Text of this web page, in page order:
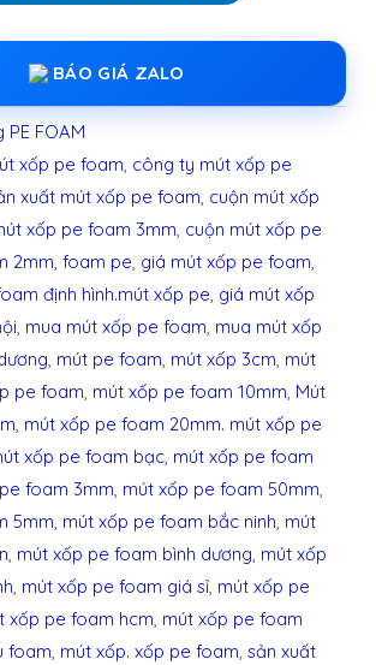
BÁO GIÁ ZALO
PE FOAM
xốp pe foam, công ty mút xốp pe
xuất mút xốp pe foam, cuộn mút xốp
xốp pe foam 3mm, cuộn mút xốp pe
2mm,foam pe, giá mút xốp pe foam,
định hình.mút xốp pe, giá mút xốp
, mua mút xốp pe foam, mua mút xốp
, mút pe foam, mút xốp 3cm, mút
pe foam, mút xốp pe foam 10mm, Mút
, mút xốp pe foam 20mm. mút xốp pe
xốp pe foam bạc, mút xốp pe foam
foam 3mm, mút xốp pe foam 50mm,
5mm, mút xốp pe foam bắc ninh, mút
, mút xốp pe foam bình dương, mút xốp
, mút xốp pe foam giá sỉ, mút xốp pe
xốp pe foam hcm, mút xốp pe foam
foam, mút xốp. xốp pe foam,sản xuất